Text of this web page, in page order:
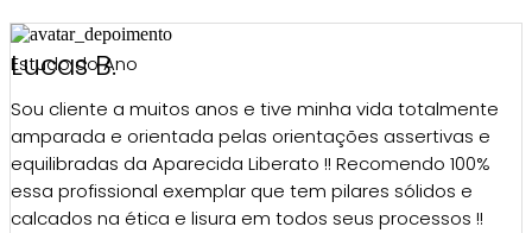
Lucas B.
Estudo do Ano
Sou cliente a muitos anos e tive minha vida totalmente
amparada e orientada pelas orientações assertivas e
equilibradas da Aparecida Liberato !! Recomendo 100%
essa profissional exemplar que tem pilares sólidos e
calcados na ética e lisura em todos seus processos !!